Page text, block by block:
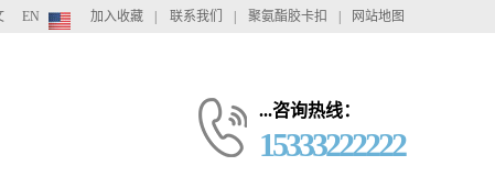
加入收藏 联系我们 聚氨酯胶卡扣 网站地图
EN
...咨询热线：
15333222222